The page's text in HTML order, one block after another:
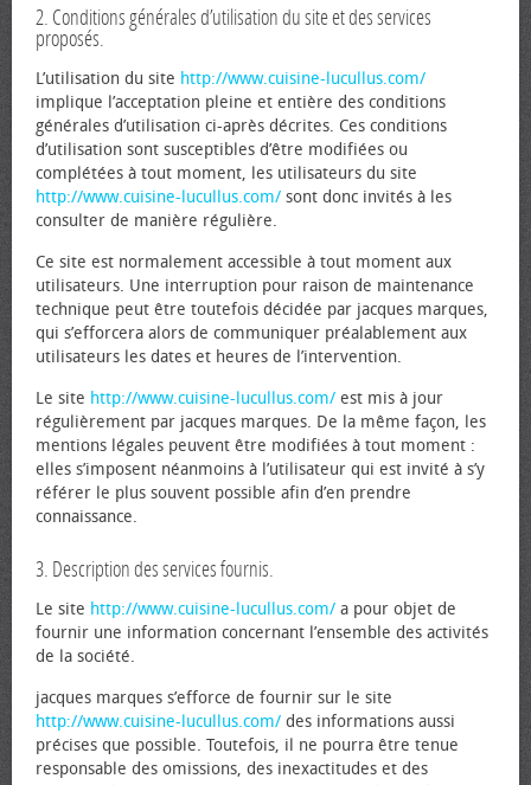
2. Conditions générales d’utilisation du site et des services
proposés.
L’utilisation du site http://www.cuisine-lucullus.com/
implique l’acceptation pleine et entière des conditions
générales d’utilisation ci-après décrites. Ces conditions
d’utilisation sont susceptibles d’être modifiées ou
complétées à tout moment, les utilisateurs du site
http://www.cuisine-lucullus.com/ sont donc invités à les
consulter de manière régulière.
Ce site est normalement accessible à tout moment aux
utilisateurs. Une interruption pour raison de maintenance
technique peut être toutefois décidée par jacques marques,
qui s’efforcera alors de communiquer préalablement aux
utilisateurs les dates et heures de l’intervention.
Le site http://www.cuisine-lucullus.com/ est mis à jour
régulièrement par jacques marques. De la même façon, les
mentions légales peuvent être modifiées à tout moment :
elles s’imposent néanmoins à l’utilisateur qui est invité à s’y
référer le plus souvent possible afin d’en prendre
connaissance.
3. Description des services fournis.
Le site http://www.cuisine-lucullus.com/ a pour objet de
fournir une information concernant l’ensemble des activités
de la société.
jacques marques s’efforce de fournir sur le site
http://www.cuisine-lucullus.com/ des informations aussi
précises que possible. Toutefois, il ne pourra être tenue
responsable des omissions, des inexactitudes et des